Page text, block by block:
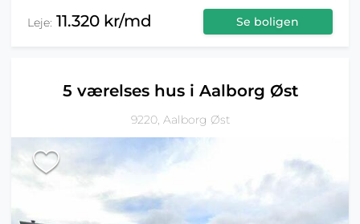
Leje: 11.320 kr/md Se boligen
5 værelses hus i Aalborg Øst
9220, Aalborg Øst